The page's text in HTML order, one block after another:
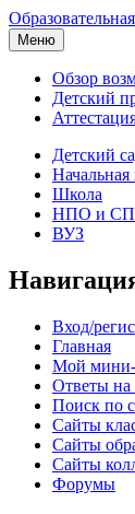
Меню
Обзор
Детский
Детский
Начальная
Школа
НПО и
ВУЗ
Вход/
Главная
Мой мини-
Ответы на
Поиск по
Сайты
Сайты
Сайты
Форумы